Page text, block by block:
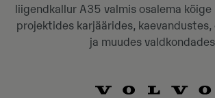
liigendkallur A35 valmis osalema
projektides karjäärides,
ja muudes